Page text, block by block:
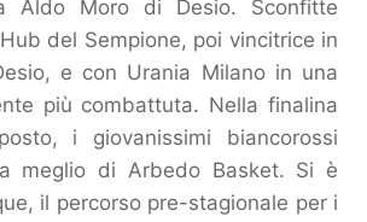
Aldo Moro di Desio. Sconfitte
del Sempione, poi vincitrice in
e con Urania Milano in una
più combattuta. Nella finalina
i giovanissimi biancorossi
meglio di Arbedo Basket. Si è
il percorso pre-stagionale per i